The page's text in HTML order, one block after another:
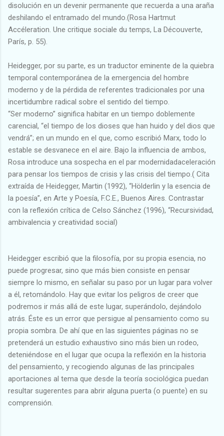
disolución en un devenir permanente que recuerda a una araña
deshilando el entramado del mundo.(Rosa Hartmut
Accéleration. Une critique sociale du temps, La Découverte,
París, p. 55).
Heidegger, por su parte, es un traductor eminente de la quiebra
temporal contemporánea de la emergencia del hombre
moderno y de la pérdida de referentes tradicionales por una
incertidumbre radical sobre el sentido del tiempo.
“Ser moderno” significa habitar en un tiempo doblemente
carencial, “el tiempo de los dioses que han huido y del dios que
vendrá”; en un mundo en el que, como escribió Marx, todo lo
estable se desvanece en el aire. Bajo la influencia de ambos,
Rosa introduce una sospecha en el par modernidadaceleración
para pensar los tiempos de crisis y las crisis del tiempo.( Cita
extraída de Heidegger, Martin (1992), “Hölderlin y la esencia de
la poesía”, en Arte y Poesía, F.C.E., Buenos Aires. Contrastar
con la reflexión crítica de Celso Sánchez (1996), “Recursividad,
ambivalencia y creatividad social)
Heidegger escribió que la filosofía, por su propia esencia, no
puede progresar, sino que más bien consiste en pensar
siempre lo mismo, en señalar su paso por un lugar para volver
a él, retomándolo. Hay que evitar los peligros de creer que
podremos ir más allá de este lugar, superándolo, dejándolo
atrás. Éste es un error que persigue al pensamiento como su
propia sombra. De ahí que en las siguientes páginas no se
pretenderá un estudio exhaustivo sino más bien un rodeo,
deteniéndose en el lugar que ocupa la reflexión en la historia
del pensamiento, y recogiendo algunas de las principales
aportaciones al tema que desde la teoría sociológica puedan
resultar sugerentes para abrir alguna puerta (o puente) en su
comprensión.